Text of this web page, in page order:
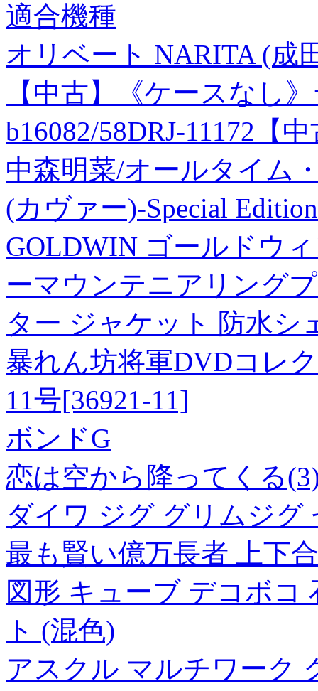
適合機種
オリベート NARITA (成
【中古】《ケースなし
b16082/58DRJ-11172【
中森明菜/オールタイム
(カヴァー)-Special Edition
GOLDWIN ゴールドウ
ーマウンテニアリング
ター ジャケット 防水シ
暴れん坊将軍DVDコレ
11号[36921-11]
ボンドG
恋は空から降ってくる
ダイワ ジグ グリムジグ
最も賢い億万長者 上下
図形 キューブ デコボコ
ト (混色)
アスクル マルチワーク